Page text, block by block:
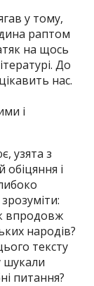
у тому,
раптом
на щось
До
нас.
і
узята з
і
впродовж
народів?
тексту
шукали
питання?